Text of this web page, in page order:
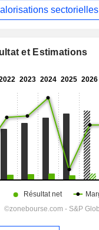
sectorielles
et Estimations